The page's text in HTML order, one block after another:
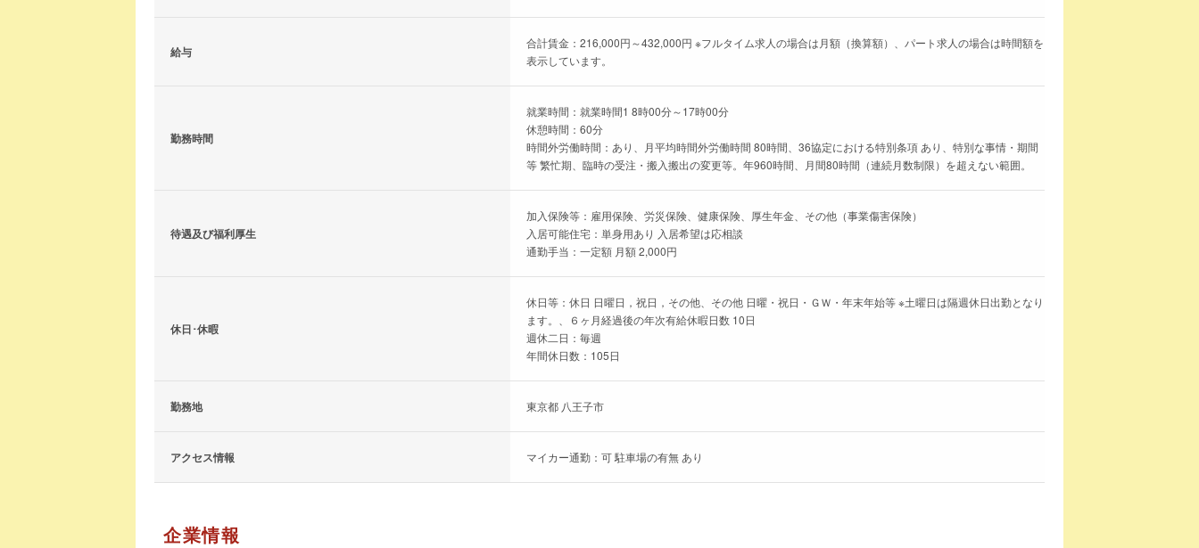
給与
合計賃金：216,000円～432,000円 ※フルタイム求人の場合は月額（換算額）、パート求人の場合は時間額を
表示しています。
勤務時間
就業時間：就業時間1 8時00分～17時00分
休憩時間：60分
時間外労働時間：あり、月平均時間外労働時間 80時間、36協定における特別条項 あり、特別な事情・期間
等 繁忙期、臨時の受注・搬入搬出の変更等。年960時間、月間80時間（連続月数制限）を超えない範囲。
待遇及び福利厚生
加入保険等：雇用保険、労災保険、健康保険、厚生年金、その他（事業傷害保険）
入居可能住宅：単身用あり 入居希望は応相談
通勤手当：一定額 月額 2,000円
休日･休暇
休日等：休日 日曜日，祝日，その他、その他 日曜・祝日・ＧＷ・年末年始等 ※土曜日は隔週休日出勤となり
ます。、６ヶ月経過後の年次有給休暇日数 10日
週休二日：毎週
年間休日数：105日
勤務地 東京都 八王子市
アクセス情報 マイカー通勤：可 駐車場の有無 あり
企業情報